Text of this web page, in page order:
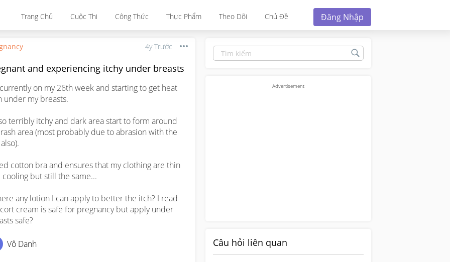
Trang Chủ Cuộc Thi Công Thức Thực Phẩm Theo Dõi Chủ Đề Đăng Nhập
4y Trước
and experiencing itchy under breasts
on my 26th week and starting to get heat
under my breasts.
terribly itchy and dark area start to form around
area (most probably due to abrasion with the
cotton bra and ensures that my clothing are thin
cooling but still the same...
any lotion I can apply to better the itch? I read
cream is safe for pregnancy but apply under
safe?
Vô Danh Câu hỏi liên quan